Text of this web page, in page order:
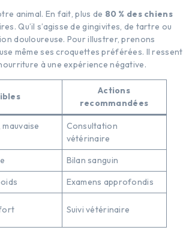
animal. En fait, plus de 80 % des chiens
Qu’il s’agisse de gingivites, de tartre ou
douloureuse. Pour illustrer, prenons
même ses croquettes préférées. Il ressent
à une expérience négative.
Actions
recommandées
Consultation
vétérinaire
Bilan sanguin
Examens approfondis
Suivi vétérinaire